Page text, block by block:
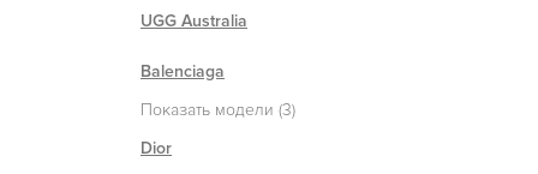
UGG Australia
Balenciaga
Показать модели (3)
Dior